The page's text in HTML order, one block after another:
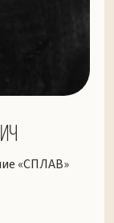
«СПЛАВ»